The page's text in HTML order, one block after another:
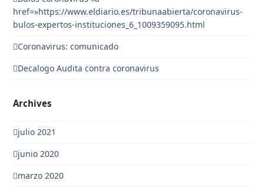
href=»https://www.eldiario.es/tribunaabierta/coronavirus-
bulos-expertos-instituciones_6_1009359095.html
Coronavirus: comunicado
Decalogo Audita contra coronavirus
Archives
julio 2021
junio 2020
marzo 2020